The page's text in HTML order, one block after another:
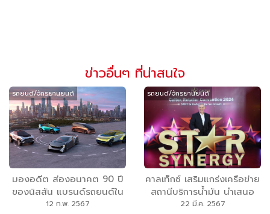
ข่าวอื่นๆ ที่น่าสนใจ
รถยนต์/จักรยานยนต์
มองอดีต ส่องอนาคต 90 ปี
ของนิสสัน แบรนด์รถยนต์ใน
ใจคนรักรถทั่วโลก
12 ก.พ. 2567
รถยนต์/จักรยานยนต์
คาลเท็กซ์ เสริมแกร่งเครือข่าย
สถานีบริการน้ำมัน นำเสนอ
ผลิตภัณฑ์น้ำมันคุณภาพสูง
22 มี.ค. 2567